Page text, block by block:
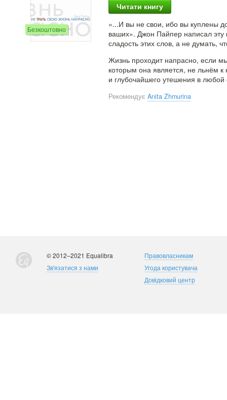
Безкоштовно
Читати книгу
«...И вы не свои, ибо вы куплены
ваших». Джон Пайпер написал эту
сладость этих слов, а не думать,
Жизнь проходит напрасно, если
которым она является, не льнём к
и глубочайшего утешения в любой
Рекомендує Anita Zhmurina
© 2012–2021 Equalibra
Зв'язатися з нами
Правовласникам
Угода користувача
Довідковий центр